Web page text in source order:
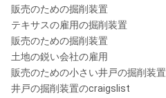
販売のための掘削装置
テキサスの雇用の掘削装置
販売のための掘削装置
土地の鋭い会社の雇用
販売のための小さい井戸の掘削装置
井戸の掘削装置のcraigslist